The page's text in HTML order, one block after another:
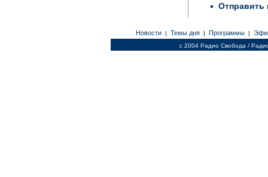
Отправить
Новости | Темы дня | Программы |
c 2004 Радио Свобода /